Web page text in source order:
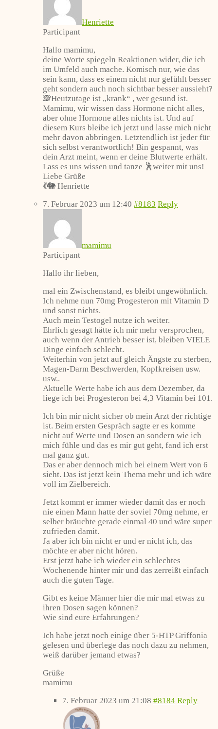
Henriette
Participant
Hallo mamimu,
deine Worte spiegeln Reaktionen wider, die ich
im Umfeld auch mache. Komisch nur, wie das
sein kann, dass es einem nicht nur gefühlt besser
geht sondern auch noch sichtbar besser aussieht?
🙈Heutzutage ist „krank“ , wer gesund ist.
Mamimu, wir wissen dass Hormone nicht alles,
aber ohne Hormone alles nichts ist. Und auf
diesem Kurs bleibe ich jetzt und lasse mich nicht
mehr davon abbringen. Letztendlich ist jeder für
sich selbst verantwortlich! Bin gespannt, was
dein Arzt meint, wenn er deine Blutwerte erhält.
Lass es uns wissen und tanze 🕺weiter mit uns!
Liebe Grüße
💃🐘 Henriette
7. Februar 2023 um 12:40 #8183 Reply
mamimu
Participant
Hallo ihr lieben,
mal ein Zwischenstand, es bleibt ungewöhnlich.
Ich nehme nun 70mg Progesteron mit Vitamin D
und sonst nichts.
Auch mein Testogel nutze ich weiter.
Ehrlich gesagt hätte ich mir mehr versprochen,
auch wenn der Antrieb besser ist, bleiben VIELE
Dinge einfach schlecht.
Weiterhin von jetzt auf gleich Ängste zu sterben,
Magen-Darm Beschwerden, Kopfkreisen usw.
usw..
Aktuelle Werte habe ich aus dem Dezember, da
liege ich bei Progesteron bei 4,3 Vitamin bei 101.
Ich bin mir nicht sicher ob mein Arzt der richtige
ist. Beim ersten Gespräch sagte er es komme
nicht auf Werte und Dosen an sondern wie ich
mich fühle und das es mir gut geht, fand ich erst
mal ganz gut.
Das er aber dennoch mich bei einem Wert von 6
sieht. Das ist jetzt kein Thema mehr und ich wäre
voll im Zielbereich.
Jetzt kommt er immer wieder damit das er noch
nie einen Mann hatte der soviel 70mg nehme, er
selber bräuchte gerade einmal 40 und wäre super
zufrieden damit.
Ja aber ich bin nicht er und er nicht ich, das
möchte er aber nicht hören.
Erst jetzt habe ich wieder ein schlechtes
Wochenende hinter mir und das zerreißt einfach
auch die guten Tage.
Gibt es keine Männer hier die mir mal etwas zu
ihren Dosen sagen können?
Wie sind eure Erfahrungen?
Ich habe jetzt noch einige über 5-HTP Griffonia
gelesen und überlege das noch dazu zu nehmen,
weiß darüber jemand etwas?
Grüße
mamimu
7. Februar 2023 um 21:08 #8184 Reply